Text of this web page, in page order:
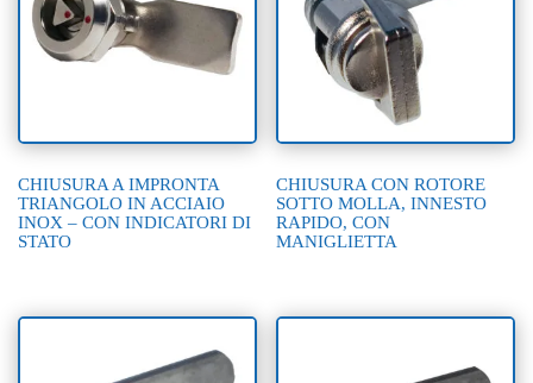
CHIUSURA A IMPRONTA
TRIANGOLO IN ACCIAIO
INOX – CON INDICATORI DI
STATO
CHIUSURA CON ROTORE
SOTTO MOLLA, INNESTO
RAPIDO, CON
MANIGLIETTA